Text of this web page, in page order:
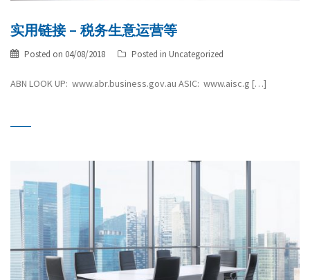
实用链接 – 税务生意运营等
Posted on 04/08/2018 Posted in Uncategorized
ABN LOOK UP: www.abr.business.gov.au ASIC: www.aisc.g […]